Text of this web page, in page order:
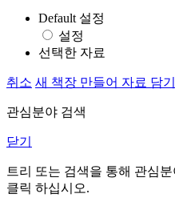
Default 설정
설정
선택한 자료
취소 새 책장 만들어 자료 담기
관심분야 검색
닫기
트리 또는 검색을 통해 관심
클릭 하십시오.